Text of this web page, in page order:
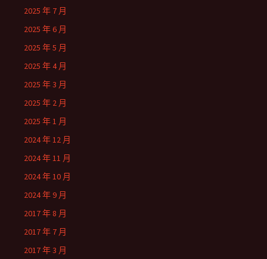
2025 年 7 月
2025 年 6 月
2025 年 5 月
2025 年 4 月
2025 年 3 月
2025 年 2 月
2025 年 1 月
2024 年 12 月
2024 年 11 月
2024 年 10 月
2024 年 9 月
2017 年 8 月
2017 年 7 月
2017 年 3 月